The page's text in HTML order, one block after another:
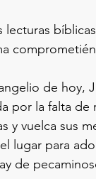
lecturas
de hoy,
por la falta de
y vuelca sus
lugar para
de